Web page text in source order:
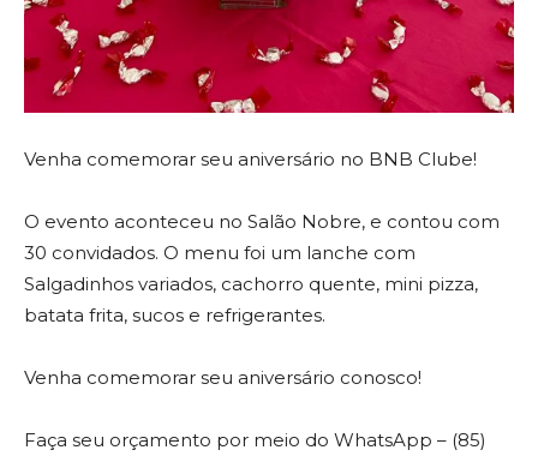
Venha comemorar seu aniversário no BNB Clube!
O evento aconteceu no Salão Nobre, e contou com
30 convidados. O menu foi um lanche com
Salgadinhos variados, cachorro quente, mini pizza,
batata frita, sucos e refrigerantes.
Venha comemorar seu aniversário conosco!
Faça seu orçamento por meio do WhatsApp – (85)